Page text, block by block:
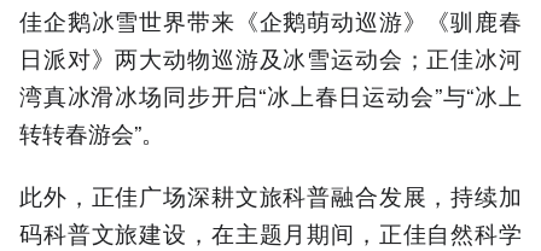
佳企鹅冰雪世界带来《企鹅萌动巡游》《驯鹿春
日派对》两大动物巡游及冰雪运动会；正佳冰河
湾真冰滑冰场同步开启“冰上春日运动会”与“冰上
转转春游会”。
此外，正佳广场深耕文旅科普融合发展，持续加
码科普文旅建设，在主题月期间，正佳自然科学